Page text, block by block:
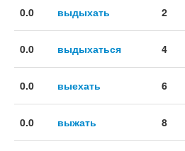
0.0 выдыхать 2
0.0 выдыхаться 4
0.0 выехать 6
0.0 выжать 8